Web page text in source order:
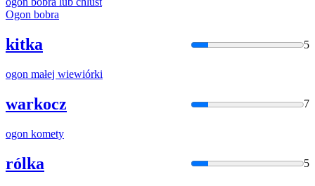
Ogon bobra
kitka 5
ogon małej wiewiórki
warkocz 7
ogon komety
rólka 5